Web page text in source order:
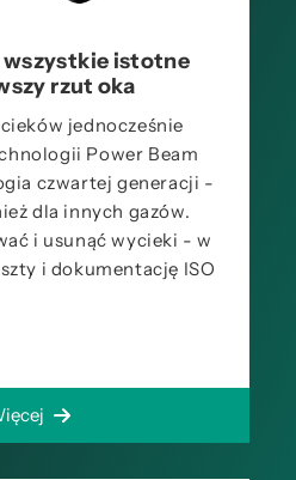
wszystkie istotne
rzut oka
jednocześnie
Power Beam
czwartej generacji -
dla innych gazów.
i usunąć wycieki - w
i dokumentację ISO